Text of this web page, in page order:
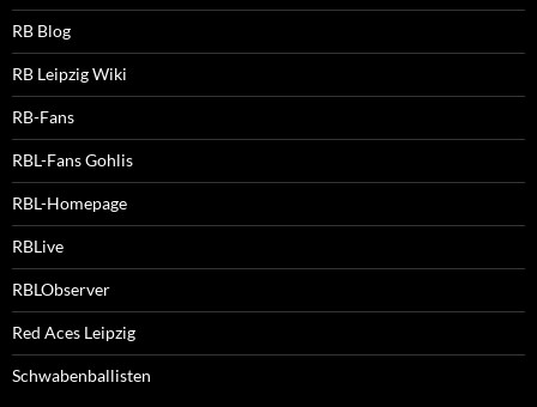
RB Blog
RB Leipzig Wiki
RB-Fans
RBL-Fans Gohlis
RBL-Homepage
RBLive
RBLObserver
Red Aces Leipzig
Schwabenballisten